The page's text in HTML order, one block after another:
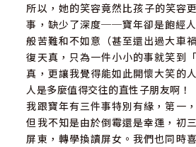
所以，她的笑容竟然比孩子的笑
事，缺少了深度──寶年卻是飽經
般苦難和不如意（甚至還出過大車
復天真，只為一件小小的事就笑到
真，更讓我覺得能如此開懷大笑的
人是多麼值得交往的直性子朋友啊！
我跟寶年有三件事特別有緣，第一
但我不知是由於倒霉還是幸運，初
屏東，轉學換讀屏女。我們也同時